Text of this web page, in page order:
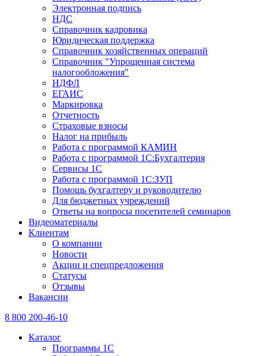
Электронная подпись
НДС
Справочник кадровика
Юридическая поддержка
Справочник хозяйственных операций
Справочник "Упрощенная система
налогообложения"
НДФЛ
ЕГАИС
Маркировка
Отчетность
Страховые взносы
Налог на прибыль
Работа с программой КАМИН
Работа с программой 1С:Бухгалтерия
Сервисы 1С
Работа с программой 1С:ЗУП
Помощь бухгалтеру и руководителю
Для бюджетных учреждений
Ответы на вопросы посетителей семинаров
Видеоматериалы
Клиентам
О компании
Новости
Акции и спецпредложения
Статусы
Отзывы
Вакансии
8 800 200-46-10
Каталог
Программы 1С